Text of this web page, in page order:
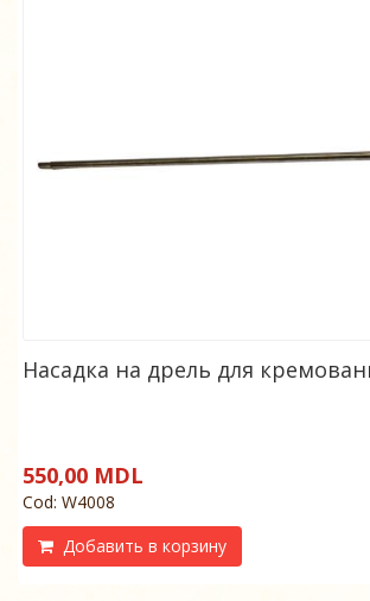
Насадка на дрель для
550,00 MDL
Cod: W4008
Добавить в корзину